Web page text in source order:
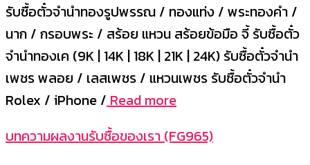
รับซื้อตั๋วจำนำทองรูปพรรณ / ทองแท่ง / พระทองคำ /
นาก / กรอบพระ / สร้อย แหวน สร้อยข้อมือ จี้ รับซื้อตั๋ว
จำนำทองเค (9K | 14K | 18K | 21K | 24K) รับซื้อตั๋วจำนำ
เพชร พลอย / เลสเพชร / แหวนเพชร รับซื้อตั๋วจำนำ
Rolex / iPhone / Read more
บทความผลงานรับซื้อของเรา (FG965)